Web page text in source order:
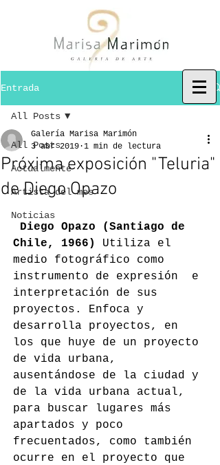
Entrada
All Posts
Actualmente
Artista del mes
Noticias
All Posts
Próxima exposición "Teluria"
de Diego Opazo
Galería Marisa Marimón
3 abr 2019 1 min de lectura
Diego Opazo (Santiago de
Chile, 1966)
Utiliza el
medio fotográfico como
instrumento de expresión  e
interpretación de sus
proyectos. Enfoca y
desarrolla proyectos, en
los que huye de un proyecto
de vida urbana,
ausentándose de la ciudad y
de la vida urbana actual,
para buscar lugares más
apartados y poco
frecuentados, como también
ocurre en el proyecto que